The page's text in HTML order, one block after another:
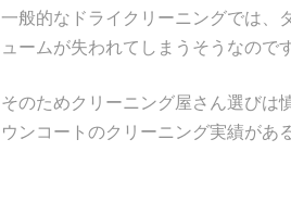
一般的なドライクリーニングでは、
ュームが失われてしまうそうなのです
そのためクリーニング屋さん選びは
ウンコートのクリーニング実績があ